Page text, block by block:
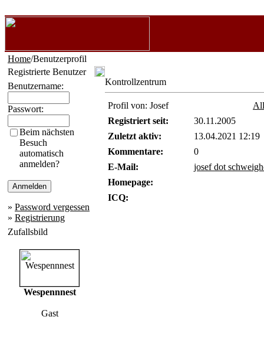
Home/Benutzerprofil
Registrierte Benutzer
Benutzername:
Passwort:
Beim nächsten
Besuch
automatisch
anmelden?
» Password vergessen
» Registrierung
Zufallsbild
Wespennnest
Gast
Kontrollzentrum
Profil von: Josef
Registriert seit:
30.11.2005
Zuletzt aktiv:
13.04.2021 12:19
Kommentare:
0
E-Mail:
josef dot
Homepage:
ICQ: